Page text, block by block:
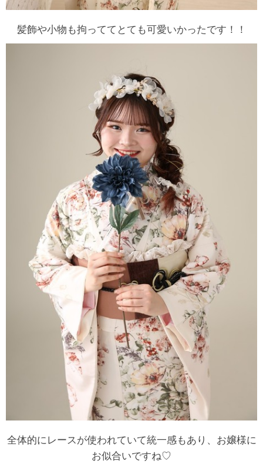
髪飾や小物も拘っててとても可愛いかったです！！
全体的にレースが使われていて統一感もあり、お嬢様に
お似合いですね♡